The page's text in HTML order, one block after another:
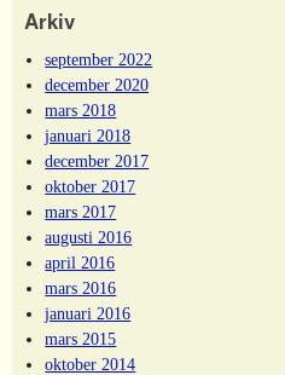
Arkiv
september 2022
december 2020
mars 2018
januari 2018
december 2017
oktober 2017
mars 2017
augusti 2016
april 2016
mars 2016
januari 2016
mars 2015
oktober 2014